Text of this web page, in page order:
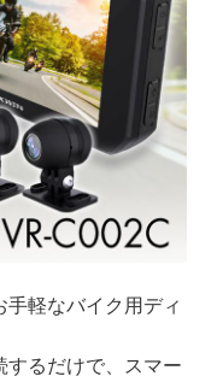
軽なバイク用ディ
するだけで、スマー